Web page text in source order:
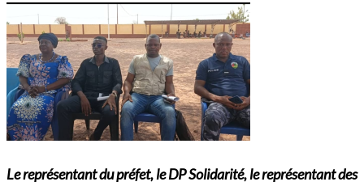
Le représentant du préfet, le DP Solidarité, le représentant des